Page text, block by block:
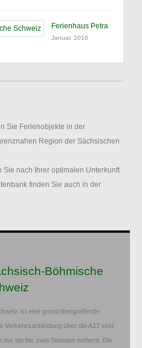
Ferienhaus Petra
Januar, 2016
Sie Ferienobjekte in der
Region der Sächsischen
Sie nach Ihrer optimalen Unterkunft
finden Sie auch in der
Böhmische
ist eine grenzübergreifende
Verkehrsanbindung über die A17 sind
ein bis zwei Stunden entfernt. Die